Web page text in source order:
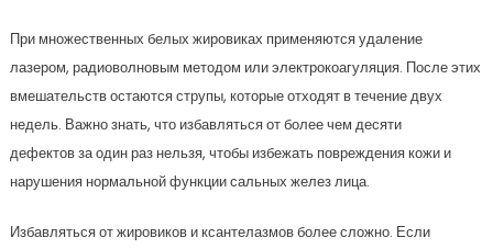
При множественных белых жировиках применяются удаление
лазером, радиоволновым методом или электрокоагуляция. После этих
вмешательств остаются струпы, которые отходят в течение двух
недель. Важно знать, что избавляться от более чем десяти
дефектов за один раз нельзя, чтобы избежать повреждения кожи и
нарушения нормальной функции сальных желез лица.
Избавляться от жировиков и ксантелазмов более сложно. Если